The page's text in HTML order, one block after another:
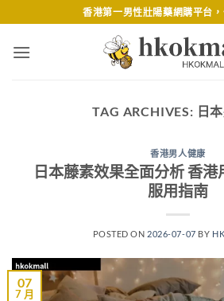
to
content
香港第一男性壯陽藥網購平台，
TAG ARCHIVES: 日
香港男人健康
日本藤素效果全面分析 香
服用指南
POSTED ON 2026-07-07 BY
07
7 月